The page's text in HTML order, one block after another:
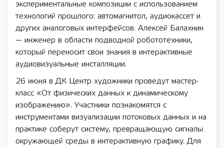
экспериментальные композиции с использованием
технологий прошлого: автомагнитол, аудиокассет и
других аналоговых интерфейсов. Алексей Балахнин
— инженер в области подводной робототехники,
который переносит свои знания в интерактивные
аудиовизуальные инсталляции.
26 июня в ДК Центр художники проведут мастер-
класс «От физических данных к динамическому
изображению». Участники познакомятся с
инструментами визуализации потоковых данных и на
практике соберут систему, превращающую сигналы
окружающей среды в интерактивную графику. Для